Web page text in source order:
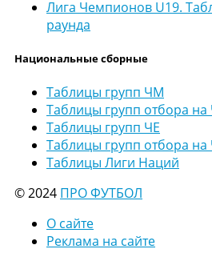
Лига Чемпионов U19.
раунда
Национальные сборные
Таблицы групп ЧМ
Таблицы групп отбора
Таблицы групп ЧЕ
Таблицы групп отбора на
Таблицы Лиги Наций
© 2024 ПРО ФУТБОЛ
О сайте
Реклама на сайте